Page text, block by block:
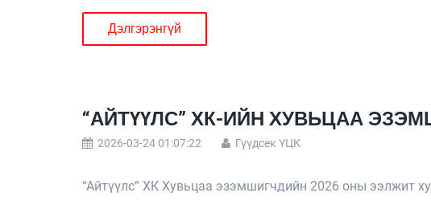
Дэлгэрэнгүй
“АЙТҮҮЛС” ХК-ИЙН ХУВЬЦАА
2026-03-24 01:07:22 Гүүдсек ҮЦК
“Айтүүлс” ХК Хувьцаа эзэмшигчдийн 2026 оны ээлжит